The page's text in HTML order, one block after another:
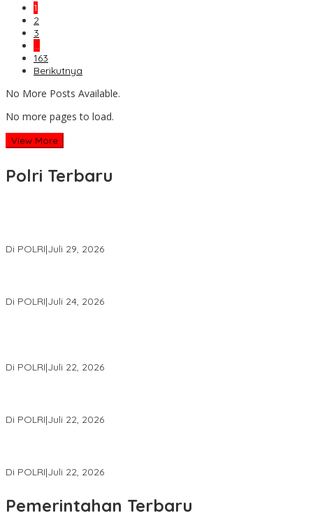
1
2
3
…
163
Berikutnya
No More Posts Available.
No more pages to load.
View More
Polri Terbaru
Di POLRI|Juli 29, 2026
Di POLRI|Juli 24, 2026
Di POLRI|Juli 22, 2026
Di POLRI|Juli 22, 2026
Di POLRI|Juli 22, 2026
Pemerintahan Terbaru